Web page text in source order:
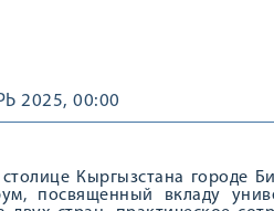
2025, 00:00
Кыргызстана городе
посвященный вкладу